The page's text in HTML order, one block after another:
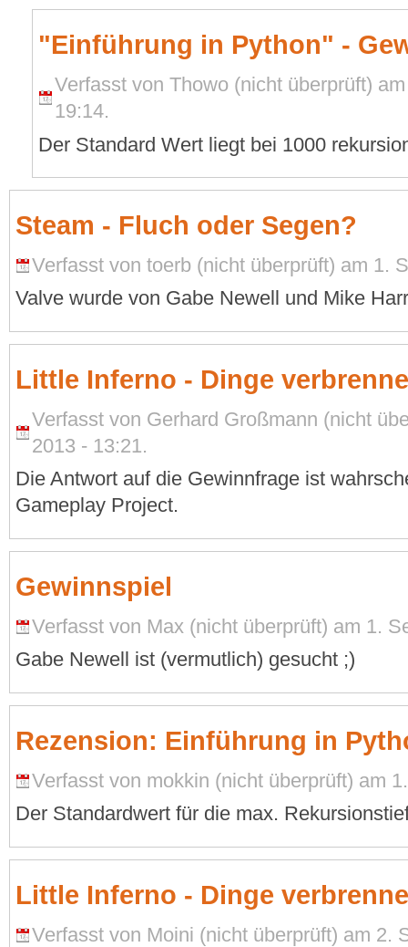
"Einführung in Python" -
Verfasst von Thowo (nicht überprüft)
19:14.
Der Standard Wert liegt bei 1000
Steam - Fluch oder Segen?
Verfasst von toerb (nicht überprüft) am 1.
Valve wurde von Gabe Newell und Mike
Little Inferno - Dinge
Verfasst von Gerhard Großmann (nicht
2013 - 13:21.
Die Antwort auf die Gewinnfrage ist
Gameplay Project.
Gewinnspiel
Verfasst von Max (nicht überprüft) am 1.
Gabe Newell ist (vermutlich) gesucht ;)
Rezension: Einführung in
Verfasst von mokkin (nicht überprüft) am
Der Standardwert für die max.
Little Inferno - Dinge
Verfasst von Moini (nicht überprüft) am 2.